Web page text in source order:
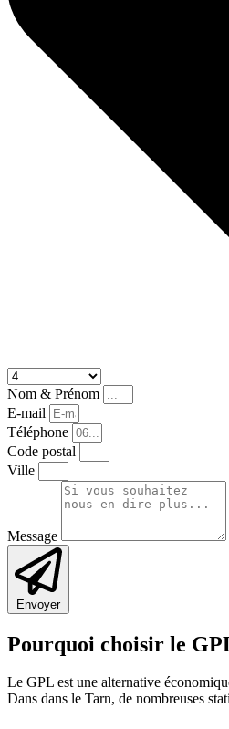
Nom & Prénom
E-mail
Téléphone
Code postal
Ville
Message
Envoyer
Pourquoi choisir le
Le GPL est une alternative
Dans dans le Tarn, de nombreuses